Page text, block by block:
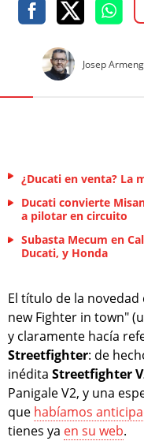
Josep
¿Ducati en venta? La
Ducati convierte
a pilotar en circuito
Subasta Mecum en
Ducati, y Honda
El título de la novedad
new Fighter in town"
y claramente hacía
Streetfighter: de
inédita Streetfighter
Panigale V2, y una
que habíamos
tienes ya en su web.